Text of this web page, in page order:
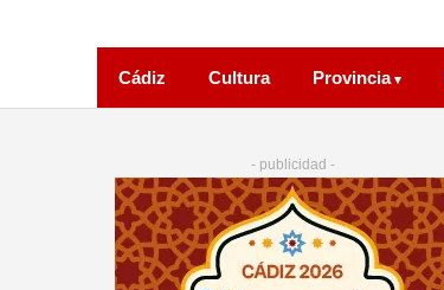
Cádiz Cultura Provincia
- publicidad -